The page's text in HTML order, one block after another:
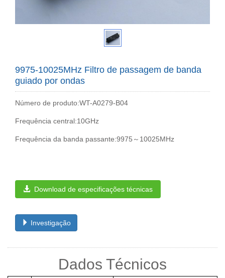
9975-10025MHz Filtro de passagem de banda
guiado por ondas
Número de produto:WT-A0279-B04
Frequência central:10GHz
Frequência da banda passante:9975～10025MHz
Download de especificações técnicas
Investigação
Dados Técnicos